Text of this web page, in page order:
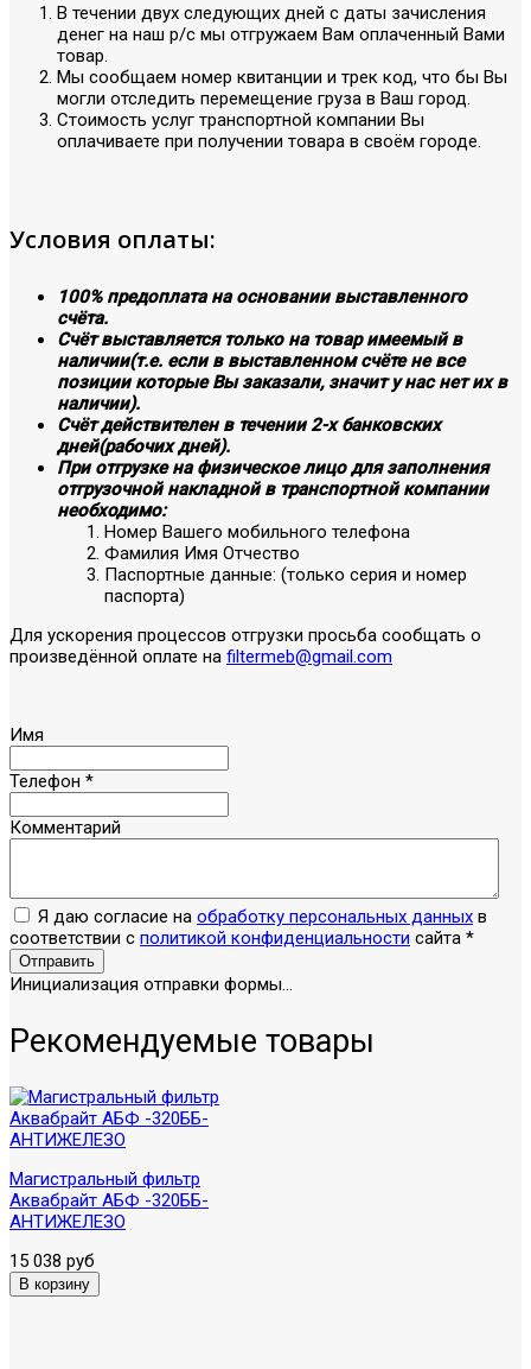
В течении двух следующих дней с даты зачисления
денег на наш р/с мы отгружаем Вам оплаченный Вами
товар.
Мы сообщаем номер квитанции и трек код, что бы Вы
могли отследить перемещение груза в Ваш город.
Стоимость услуг транспортной компании Вы
оплачиваете при получении товара в своём городе.
Условия оплаты:
100% предоплата на основании выставленного
счёта.
Счёт выставляется только на товар имеемый в
наличии(т.е. если в выставленном счёте не все
позиции которые Вы заказали, значит у нас нет их в
наличии).
Счёт действителен в течении 2-х банковских
дней(рабочих дней).
При отгрузке на физическое лицо для заполнения
отгрузочной накладной в транспортной компании
необходимо:
Номер Вашего мобильного телефона
Фамилия Имя Отчество
Паспортные данные: (только серия и номер
паспорта)
Для ускорения процессов отгрузки просьба сообщать о
произведённой оплате на filtermeb@gmail.com
Имя
Телефон *
Комментарий
Я даю согласие на обработку персональных данных в
соответствии с политикой конфиденциальности сайта *
Отправить
Инициализация отправки формы...
Рекомендуемые товары
Магистральный фильтр
Аквабрайт АБФ -320ББ-
АНТИЖЕЛЕЗО
15 038 руб